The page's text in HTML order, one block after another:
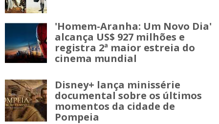
'Homem-Aranha: Um Novo Dia'
alcança US$ 927 milhões e
registra 2ª maior estreia do
cinema mundial
Disney+ lança minissérie
documental sobre os últimos
momentos da cidade de
Pompeia